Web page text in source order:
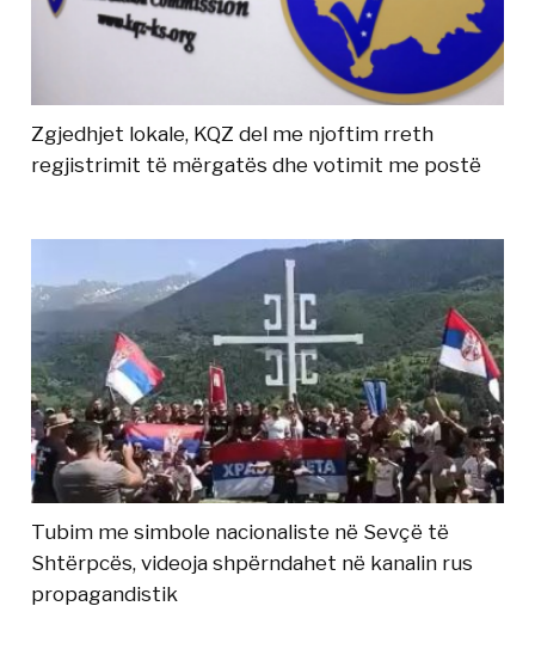
Zgjedhjet lokale, KQZ del me njoftim rreth
regjistrimit të mërgatës dhe votimit me postë
Tubim me simbole nacionaliste në Sevçë të
Shtërpcës, videoja shpërndahet në kanalin rus
propagandistik